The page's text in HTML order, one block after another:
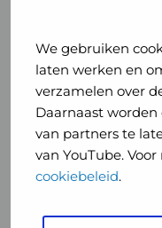
We gebruiken
laten werken en
verzamelen over
Daarnaast
van partners te
van YouTube.
cookiebeleid.
of
GGD
GHOR
of
GGD
GHOR
GGD Reizen op
GGD Reizen